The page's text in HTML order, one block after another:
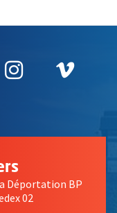
fenêtre
nouvelle
une
Instagram
, Ouvre
,
une
RSS
Déportation BP
02